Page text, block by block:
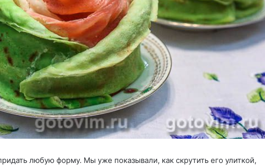
любую форму. Мы уже показывали, как скрутить его улиткой,